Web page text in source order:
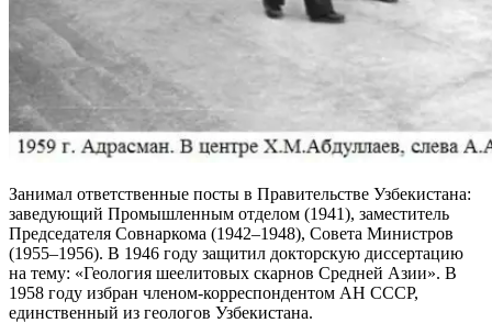
Занимал ответственные посты в Правительстве Узбекистана:
заведующий Промышленным отделом (1941), заместитель
Председателя Совнаркома (1942–1948), Совета Министров
(1955–1956). В 1946 году защитил докторскую диссертацию
на тему: «Геология шеелитовых скарнов Средней Азии». В
1958 году избран членом-корреспондентом АН СССР,
единственный из геологов Узбекистана.